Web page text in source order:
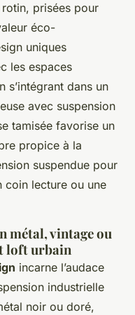
prisées pour
éco-
uniques
les espaces
s’intégrant dans un
avec suspension
tamisée favorise un
propice à la
suspendue pour
coin lecture ou une
métal, vintage ou
loft urbain
incarne l’audace
industrielle
noir ou doré,